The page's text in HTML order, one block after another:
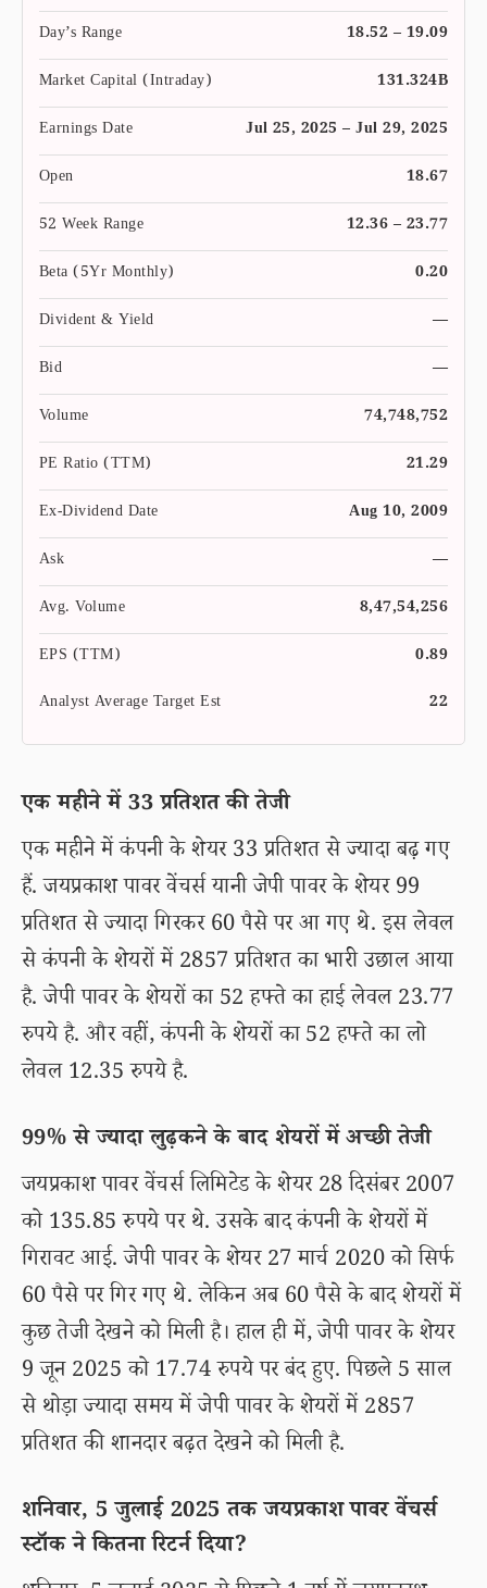
Day’s Range
18.52 – 19.09
Market Capital (Intraday)
131.324B
Earnings Date
Jul 25, 2025 – Jul 29, 2025
Open
18.67
52 Week Range
12.36 – 23.77
Beta (5Yr Monthly)
0.20
Divident & Yield
—
Bid
—
Volume
74,748,752
PE Ratio (TTM)
21.29
Ex-Dividend Date
Aug 10, 2009
Ask
—
Avg. Volume
8,47,54,256
EPS (TTM)
0.89
Analyst Average Target Est
22
एक महीने में 33 प्रतिशत की तेजी
एक महीने में कंपनी के शेयर 33 प्रतिशत से ज्यादा बढ़ गए
हैं. जयप्रकाश पावर वेंचर्स यानी जेपी पावर के शेयर 99
प्रतिशत से ज्यादा गिरकर 60 पैसे पर आ गए थे. इस लेवल
से कंपनी के शेयरों में 2857 प्रतिशत का भारी उछाल आया
है. जेपी पावर के शेयरों का 52 हफ्ते का हाई लेवल 23.77
रुपये है. और वहीं, कंपनी के शेयरों का 52 हफ्ते का लो
लेवल 12.35 रुपये है.
99% से ज्यादा लुढ़कने के बाद शेयरों में अच्छी तेजी
जयप्रकाश पावर वेंचर्स लिमिटेड के शेयर 28 दिसंबर 2007
को 135.85 रुपये पर थे. उसके बाद कंपनी के शेयरों में
गिरावट आई. जेपी पावर के शेयर 27 मार्च 2020 को सिर्फ
60 पैसे पर गिर गए थे. लेकिन अब 60 पैसे के बाद शेयरों में
कुछ तेजी देखने को मिली है। हाल ही में, जेपी पावर के शेयर
9 जून 2025 को 17.74 रुपये पर बंद हुए. पिछले 5 साल
से थोड़ा ज्यादा समय में जेपी पावर के शेयरों में 2857
प्रतिशत की शानदार बढ़त देखने को मिली है.
शनिवार, 5 जुलाई 2025 तक जयप्रकाश पावर वेंचर्स
स्टॉक ने कितना रिटर्न दिया?